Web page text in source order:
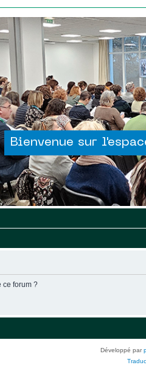
Bienvenue sur
ce forum ?
Développé par